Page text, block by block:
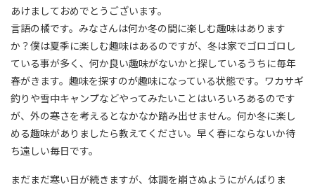
あけましておめでとうございます。
言語の橘です。みなさんは何か冬の間に楽しむ趣味はあります
か？僕は夏季に楽しむ趣味はあるのですが、冬は家でゴロゴロし
ている事が多く、何か良い趣味がないかと探しているうちに毎年
春がきます。趣味を探すのが趣味になっている状態です。ワカサギ
釣りや雪中キャンプなどやってみたいことはいろいろあるのです
が、外の寒さを考えるとなかなか踏み出せません。何か冬に楽し
める趣味がありましたら教えてください。早く春にならないか待
ち遠しい毎日です。
まだまだ寒い日が続きますが、体調を崩さぬようにがんばりま